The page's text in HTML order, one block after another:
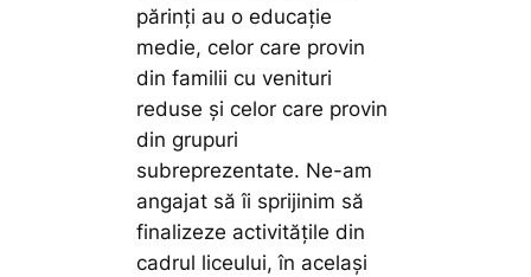
părinți au o educație
medie, celor care provin
din familii cu venituri
reduse și celor care provin
din grupuri
subreprezentate. Ne-am
angajat să îi sprijinim să
finalizeze activitățile din
cadrul liceului, în același